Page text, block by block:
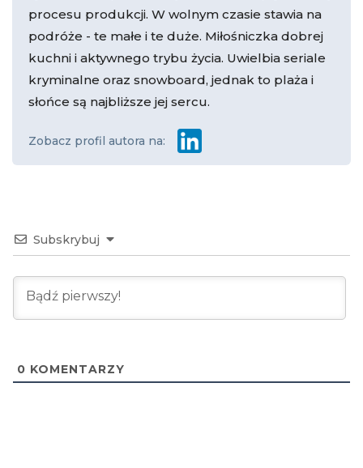
procesu produkcji. W wolnym czasie stawia na
podróże - te małe i te duże. Miłośniczka dobrej
kuchni i aktywnego trybu życia. Uwielbia seriale
kryminalne oraz snowboard, jednak to plaża i
słońce są najbliższe jej sercu.
Zobacz profil autora na:
Subskrybuj
0 KOMENTARZY